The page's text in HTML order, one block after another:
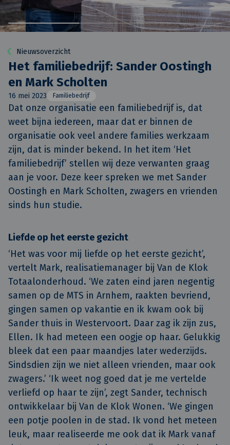
Nieuwsoverzicht
Het familiebedrijf: Sander Oostingh
en Mark Scholten
16 mei 2023 Familiebedrijf
Dat onze organisatie een familiebedrijf is, dat
weet bijna iedereen, maar dat er binnen de
organisatie ook veel andere families werkzaam
zijn, dat is minder bekend. In het item ‘Het
familiebedrijf’ stellen wij deze verwanten graag
aan je voor. Deze keer spreken we met Sander
Oostingh en Mark Scholten, zwagers en vrienden
sinds hun studie.
Liefde op het eerste gezicht
‘Het was voor mij liefde op het eerste gezicht’,
vertelt Mark, realisatiemanager bij Van de Klok
Totaalonderhoud. ‘We zaten eind jaren negentig
samen op de MTS in Arnhem, raakten bevriend,
gingen samen op vakantie en ik kwam ook bij
Sander thuis in Westervoort. Daar zag ik zijn zus,
Ellen. Ik had meteen een oogje op haar. Gelukkig
bleek dat een paar maandjes later wederzijds.
Sindsdien zijn we niet alleen vrienden, maar ook
zwagers.’ ‘Ik weet nog goed dat je me vertelde
verliefd op haar te zijn’, zegt Sander, technisch
ontwikkelaar bij Van de Klok Wonen. ‘We gingen
een potje poolen in de stad. Ik vond het meteen
leuk, maar realiseerde me ook dat ik Mark vanaf